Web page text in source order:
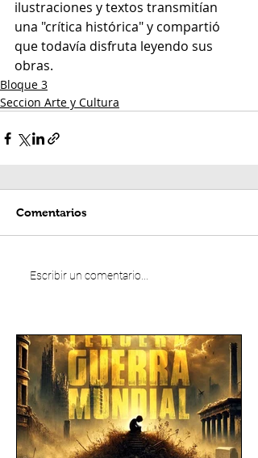
ilustraciones y textos transmitían
una "crítica histórica" y compartió
que todavía disfruta leyendo sus
obras.
Bloque 3
Seccion Arte y Cultura
Comentarios
Escribir un comentario...